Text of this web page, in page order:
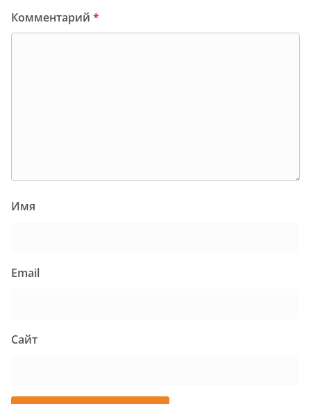
Комментарий *
Имя
Email
Сайт